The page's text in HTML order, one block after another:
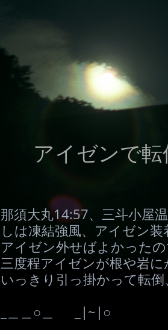
アイゼンで
那須大丸14:57、三斗小屋
しは凍結強風、アイゼン
アイゼン外せばよかった
三度程アイゼンが根や岩
いっきり引っ掛かって転倒
_＿＿○＿ _|~|○